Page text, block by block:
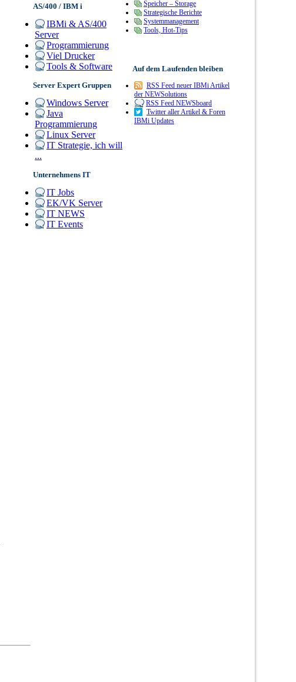
AS/400 / IBM i
IBMi & AS/400
Server
Programmierung
Viel Drucker
Tools & Software
Server Expert Gruppen
Windows Server
Java
Programmierung
Linux Server
IT Strategie, ich will
...
Unternehmens IT
IT Jobs
EK/VK Server
IT NEWS
IT Events
Speicher – Storage
Strategische Berichte
Systemmanagement
Tools, Hot-Tips
Auf dem Laufenden bleiben
RSS Feed neuer IBMi Artikel
der NEWSolutions
RSS Feed NEWSboard
Twitter aller Artikel & Foren
IBMi Updates